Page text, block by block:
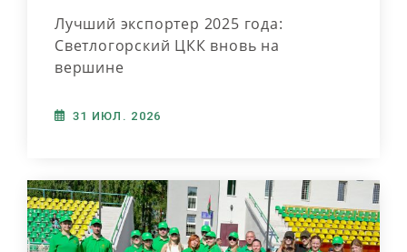
Лучший экспортер 2025 года:
Светлогорский ЦКК вновь на
вершине
31 ИЮЛ. 2026